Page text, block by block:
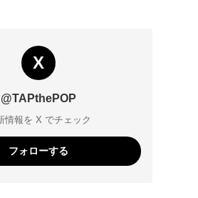
X
@TAPthePOP
情報を X でチェック
フォローする